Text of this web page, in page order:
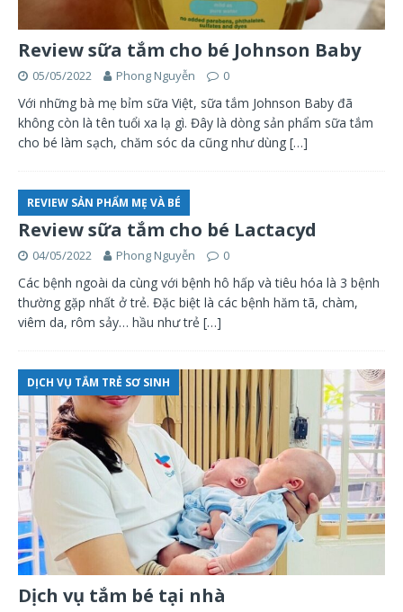
Review sữa tắm cho bé Johnson Baby
05/05/2022 Phong Nguyễn 0
Với những bà mẹ bỉm sữa Việt, sữa tắm Johnson Baby đã
không còn là tên tuổi xa lạ gì. Đây là dòng sản phẩm sữa tắm
cho bé làm sạch, chăm sóc da cũng như dùng […]
REVIEW SẢN PHẨM MẸ VÀ BÉ
Review sữa tắm cho bé Lactacyd
04/05/2022 Phong Nguyễn 0
Các bệnh ngoài da cùng với bệnh hô hấp và tiêu hóa là 3 bệnh
thường gặp nhất ở trẻ. Đặc biệt là các bệnh hăm tã, chàm,
viêm da, rôm sảy… hầu như trẻ […]
DỊCH VỤ TẮM TRẺ SƠ SINH
Dịch vụ tắm bé tại nhà